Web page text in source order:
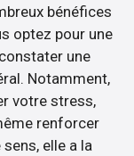
bénéfices
optez pour une
une
Notamment,
votre stress,
renforcer
elle a la